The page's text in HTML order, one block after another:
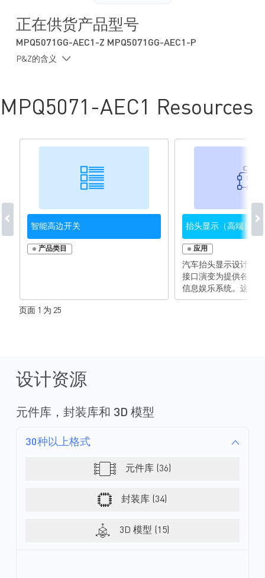
短路保护（SCP）<200ns
过温关断保护
正在供货产品型号
MPQ5071GG-AEC1-Z MPQ5071GG-AEC1-P
P&Z的含义
MPQ5071-AEC1 Resources
智能高边开关
产品类目
抬头显示（高端）
应用
汽车抬头显示设计已
接口演变为提供各种
信息娱乐系统。这些
无线连接、乘客娱乐
器、负载开关、模拟
页面 1 为 25
设计资源
元件库，封装库和 3D 模型
30种以上格式
元件库 (36)
封装库 (34)
3D 模型 (15)